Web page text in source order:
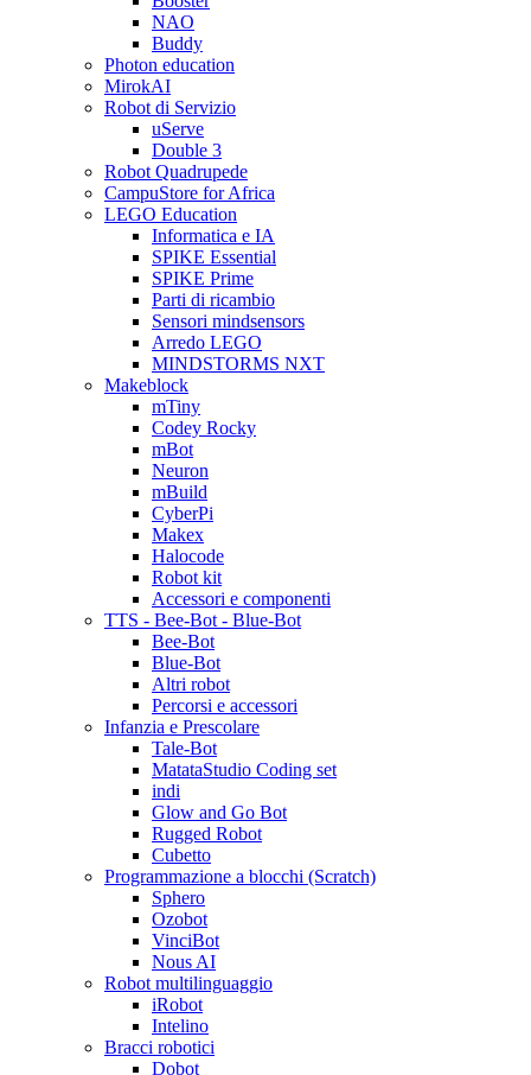
NAO
Buddy
Photon education
MirokAI
Robot di Servizio
uServe
Double 3
Robot Quadrupede
CampuStore for Africa
LEGO Education
Informatica e IA
SPIKE Essential
SPIKE Prime
Parti di ricambio
Sensori mindsensors
Arredo LEGO
MINDSTORMS NXT
Makeblock
mTiny
Codey Rocky
mBot
Neuron
mBuild
CyberPi
Makex
Halocode
Robot kit
Accessori e componenti
TTS - Bee-Bot - Blue-Bot
Bee-Bot
Blue-Bot
Altri robot
Percorsi e accessori
Infanzia e Prescolare
Tale-Bot
MatataStudio Coding set
indi
Glow and Go Bot
Rugged Robot
Cubetto
Programmazione a blocchi (Scratch)
Sphero
Ozobot
VinciBot
Nous AI
Robot multilinguaggio
iRobot
Intelino
Bracci robotici
Dobot